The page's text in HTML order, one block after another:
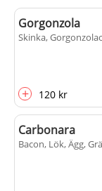
Gorgonzola
Skinka,
+ 120 kr
Carbonara
Bacon, Lök, Ägg,